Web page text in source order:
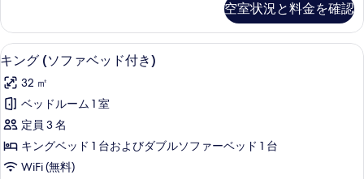
の
写
真
を
表
示
す
る
表
示
す
る
べ
て
の
写
真
を
表
示
イ
ー
ト
詳
細
空室状況と料金を確認
キ
ン
グ
(ソ
フ
ァ
セーフティボックス (室内)、デスク
20
キング (ソファベッド付き)
32 ㎡
ベッドルーム 1 室
定員 3 名
キングベッド 1 台およびダブルソファーベッド 1 台
WiFi (無料)